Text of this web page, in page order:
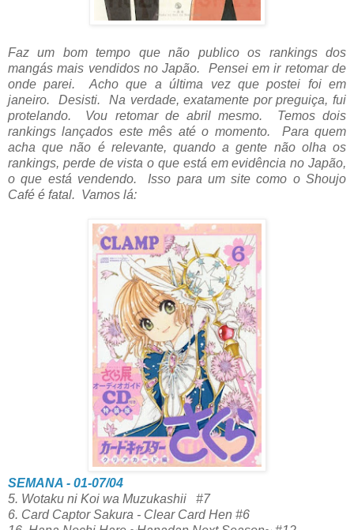
Faz um bom tempo que não publico os rankings dos
mangás mais vendidos no Japão. Pensei em ir retomar de
onde parei. Acho que a última vez que postei foi em
janeiro. Desisti. Na verdade, exatamente por preguiça, fui
protelando. Vou retomar de abril mesmo. Temos dois
rankings lançados este mês até o momento. Para quem
acha que não é relevante, quando a gente não olha os
rankings, perde de vista o que está em evidência no Japão,
o que está vendendo. Isso para um site como o Shoujo
Café é fatal. Vamos lá:
SEMANA - 01-07/04
5. Wotaku ni Koi wa Muzukashii #7
6. Card Captor Sakura - Clear Card Hen #6